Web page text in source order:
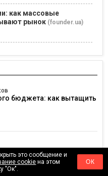
как массовые
рынок (founder.ua)
бюджета: как вытащить
руководителя становится
это сообщение и
cookie на этом
"Ок".
ОК